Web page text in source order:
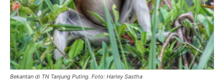
Bekantan di TN Tanjung Puting. Foto: Harley Sastha